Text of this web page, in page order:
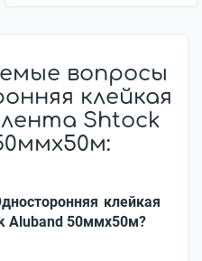
вопросы
клейкая
Shtock
клейкая
Aluband 50ммx50м?